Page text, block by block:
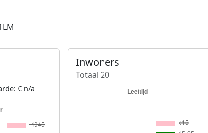
€ n/a
Inwoners
Totaal 20